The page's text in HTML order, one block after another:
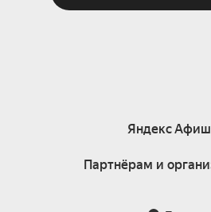
Яндекс
Справка
Партнёрам и